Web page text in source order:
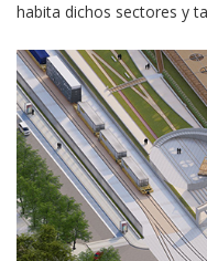
habita dichos sectores y